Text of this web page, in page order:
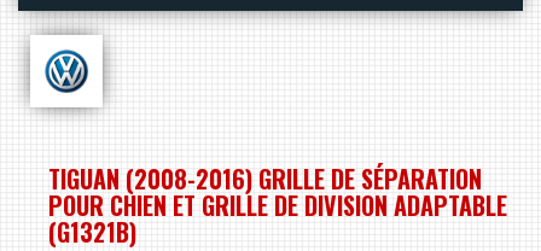
TIGUAN (2008-2016) GRILLE DE SÉPARATION
POUR CHIEN ET GRILLE DE DIVISION ADAPTABLE
(G1321B)